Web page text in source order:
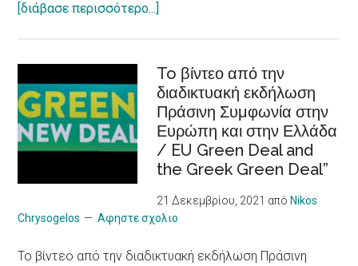
of
people
with
chronic
Illness
[διάβασε περισσότερο...]
φιλικών
στον
τουρισμό
πόλεων
για
πιο
υπεύθυνο
μοντέλο
10
To βίντεο από την
διαδικτυακή εκδήλωση
Πράσινη Συμφωνία στην
Ευρώπη και στην Ελλάδα
/ EU Green Deal and
the Greek Green Deal”
21 Δεκεμβρίου, 2021 από Nikos
Chrysogelos
Αφηστε σχολιο
To βίντεο από την διαδικτυακή εκδήλωση Πράσινη